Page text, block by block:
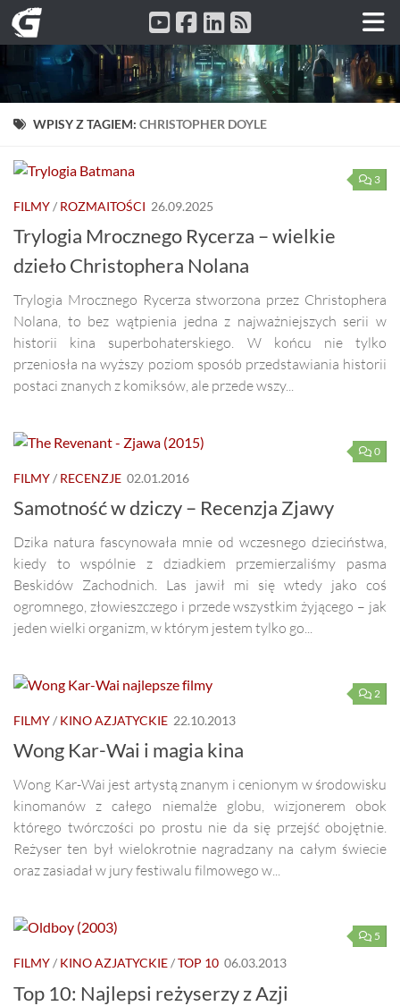
Przeskocz do treści
WPISY Z TAGIEM: CHRISTOPHER DOYLE
3
FILMY/ ROZMAITOŚCI 26.09.2025
Trylogia Mrocznego Rycerza – wielkie
dzieło Christophera Nolana
Trylogia Mrocznego Rycerza stworzona przez Christophera
Nolana, to bez wątpienia jedna z najważniejszych serii w
historii kina superbohaterskiego. W końcu nie tylko
przeniosła na wyższy poziom sposób przedstawiania historii
postaci znanych z komiksów, ale przede wszy...
0
FILMY/ RECENZJE 02.01.2016
Samotność w dziczy – Recenzja Zjawy
Dzika natura fascynowała mnie od wczesnego dzieciństwa,
kiedy to wspólnie z dziadkiem przemierzaliśmy pasma
Beskidów Zachodnich. Las jawił mi się wtedy jako coś
ogromnego, złowieszczego i przede wszystkim żyjącego – jak
jeden wielki organizm, w którym jestem tylko go...
2
FILMY/ KINO AZJATYCKIE 22.10.2013
Wong Kar-Wai i magia kina
Wong Kar-Wai jest artystą znanym i cenionym w środowisku
kinomanów z całego niemalże globu, wizjonerem obok
którego twórczości po prostu nie da się przejść obojętnie.
Reżyser ten był wielokrotnie nagradzany na całym świecie
oraz zasiadał w jury festiwalu filmowego w...
5
FILMY/ KINO AZJATYCKIE/TOP 10 06.03.2013
Top 10: Najlepsi reżyserzy z Azji